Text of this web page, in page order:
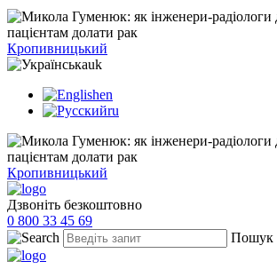
Кропивницький
uk
en
ru
Кропивницький
Дзвоніть безкоштовно
0 800 33 45 69
Пошук